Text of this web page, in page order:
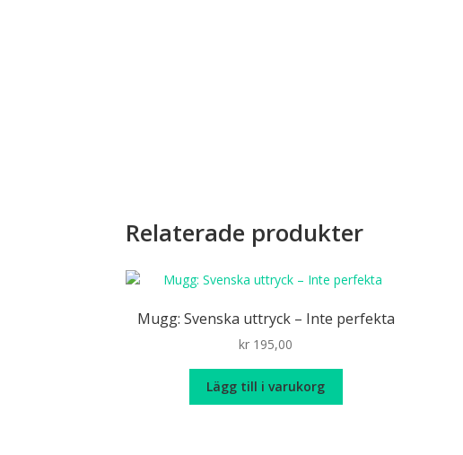
Relaterade produkter
Mugg: Svenska uttryck – Inte perfekta
kr 195,00
Lägg till i varukorg